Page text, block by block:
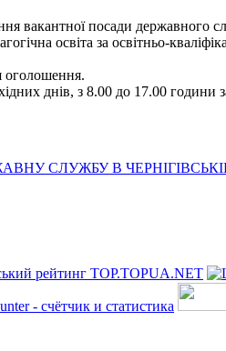
посади державного
освіта за освітньо-
оголошення.
днів, з 8.00 до 17.00
СЛУЖБУ В